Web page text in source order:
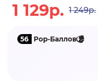
1 129р. 1 249р.
56 Pop-Баллов